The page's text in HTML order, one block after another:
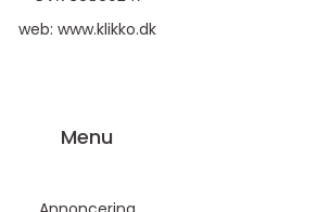
web: www.klikko.dk
Menu